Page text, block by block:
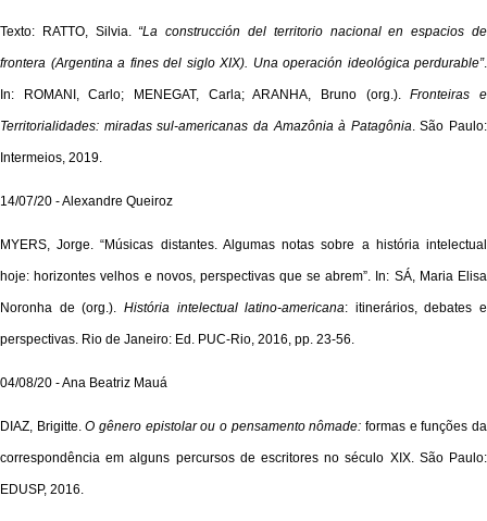
Texto: RATTO, Silvia. “La construcción del territorio nacional en espacios de
frontera (Argentina a fines del siglo XIX). Una operación ideológica perdurable”.
In: ROMANI, Carlo; MENEGAT, Carla; ARANHA, Bruno (org.).Fronteiras e
Territorialidades: miradas sul-americanas da Amazônia à Patagônia . São Paulo:
Intermeios, 2019.
14/07/20 - Alexandre Queiroz
MYERS, Jorge. “Músicas distantes. Algumas notas sobre a história intelectual
hoje: horizontes velhos e novos, perspectivas que se abrem”. In: SÁ, Maria Elisa
Noronha de (org.). História intelectual latino-americana: itinerários, debates e
perspectivas. Rio de Janeiro: Ed. PUC-Rio, 2016, pp. 23-56.
04/08/20 - Ana Beatriz Mauá
DIAZ, Brigitte.O gênero epistolar ou o pensamento nômade:formas e funções da
correspondência em alguns percursos de escritores no século XIX. São Paulo:
EDUSP, 2016.